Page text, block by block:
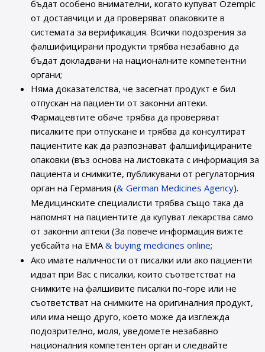
бъдат особено внимателни, когато купуват Ozempic
от доставчици и да проверяват опаковките в
системата за верификация. Всички подозрения за
фалшифицирани продукти трябва незабавно да
бъдат докладвани на националните компетентни
органи;
Няма доказателства, че засегнат продукт е бил
отпускан на пациенти от законни аптеки.
Фармацевтите обаче трябва да проверяват
писалките при отпускане и трябва да консултират
пациентите как да разпознават фалшифицираните
опаковки (въз основа на листовката с информация за
пациента и снимките, публикувани от регулаторния
орган на Германия (
German Medicines Agency).
Медицинските специалисти трябва също така да
напомнят на пациентите да купуват лекарства само
от законни аптеки (За повече информация вижте
уебсайта на ЕМА
buying medicines online;
Ако имате наличности от писалки или ако пациенти
идват при Вас с писалки, които съответстват на
снимките на фалшивите писалки по-горе или не
съответстват на снимките на оригиналния продукт,
или има нещо друго, което може да изглежда
подозрително, моля, уведомете незабавно
националния компетентен орган и следвайте